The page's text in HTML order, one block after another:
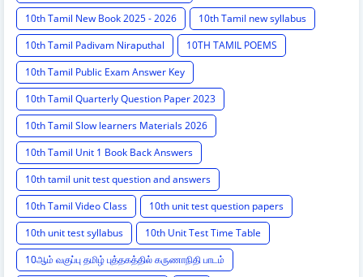
10th Tamil New Book 2025 - 2026
10th Tamil new syllabus
10th Tamil Padivam Niraputhal
10TH TAMIL POEMS
10th Tamil Public Exam Answer Key
10th Tamil Quarterly Question Paper 2023
10th Tamil Slow learners Materials 2026
10th Tamil Unit 1 Book Back Answers
10th tamil unit test question and answers
10th Tamil Video Class
10th unit test question papers
10th unit test syllabus
10th Unit Test Time Table
10ஆம் வகுப்பு தமிழ் புத்தகத்தில் கருணாநிதி பாடம்